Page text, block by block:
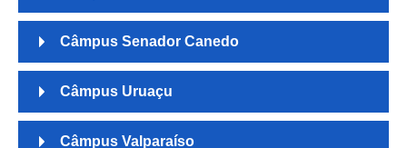
Câmpus Senador Canedo
Câmpus Uruaçu
Câmpus Valparaíso